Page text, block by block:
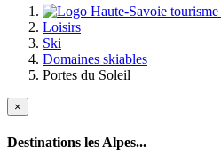
Loisirs
Ski
Domaines skiables
Portes du Soleil
×
Destinations les Alpes...